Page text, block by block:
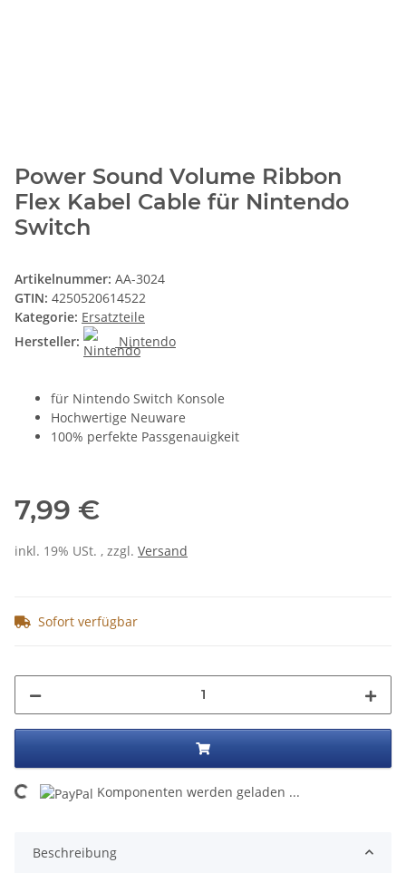
Power Sound Volume Ribbon
Flex Kabel Cable für Nintendo
Switch
Artikelnummer: AA-3024
GTIN: 4250520614522
Kategorie: Ersatzteile
Hersteller:
Nintendo
für Nintendo Switch Konsole
Hochwertige Neuware
100% perfekte Passgenauigkeit
7,99 €
inkl. 19% USt. , zzgl. Versand
Sofort verfügbar
Komponenten werden geladen ...
Beschreibung